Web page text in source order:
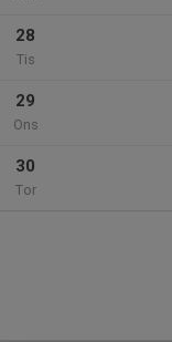
28
Tis
29
Ons
30
Tor